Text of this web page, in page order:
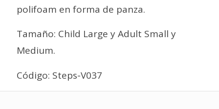
polifoam en forma de panza.
Tamaño: Child Large y Adult Small y
Medium.
Código: Steps-V037